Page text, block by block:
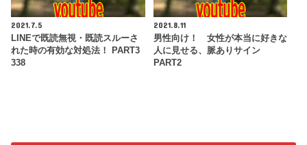
2021.7.5
LINEで既読無視・既読スルーさ
れた時の有効な対処法！ PART3
338
2021.8.11
男性向け！ 女性が本当に好きな
人に見せる、脈ありサイン
PART2